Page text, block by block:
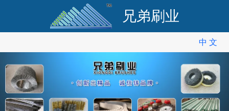
兄弟刷业
中 文
中 文
English